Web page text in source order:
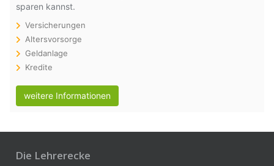
sparen kannst.
Versicherungen
Altersvorsorge
Geldanlage
Kredite
weitere Informationen
Die Lehrerecke